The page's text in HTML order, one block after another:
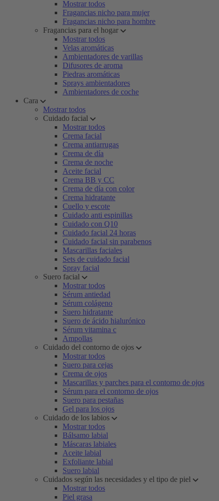
Mostrar todos
Fragancias nicho para mujer
Fragancias nicho para hombre
Fragancias para el hogar
Mostrar todos
Velas aromáticas
Ambientadores de varillas
Difusores de aroma
Piedras aromáticas
Sprays ambientadores
Ambientadores de coche
Cara
Mostrar todos
Cuidado facial
Mostrar todos
Crema facial
Crema antiarrugas
Crema de día
Crema de noche
Aceite facial
Crema BB y CC
Crema de día con color
Crema hidratante
Cuello y escote
Cuidado anti espinillas
Cuidado con Q10
Cuidado facial 24 horas
Cuidado facial sin parabenos
Mascarillas faciales
Sets de cuidado facial
Spray facial
Suero facial
Mostrar todos
Sérum antiedad
Sérum colágeno
Suero hidratante
Suero de ácido hialurónico
Sérum vitamina c
Ampollas
Cuidado del contorno de ojos
Mostrar todos
Suero para cejas
Crema de ojos
Mascarillas y parches para el contorno de ojos
Sérum para el contorno de ojos
Suero para pestañas
Gel para los ojos
Cuidado de los labios
Mostrar todos
Bálsamo labial
Máscaras labiales
Aceite labial
Exfoliante labial
Suero labial
Cuidados según las necesidades y el tipo de piel
Mostrar todos
Piel grasa